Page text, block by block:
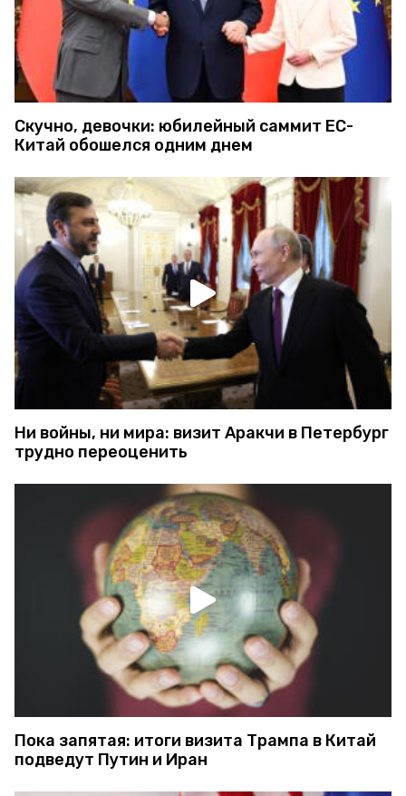
Скучно, девочки: юбилейный саммит ЕС-
Китай обошелся одним днем
Ни войны, ни мира: визит Аракчи в Петербург
трудно переоценить
Пока запятая: итоги визита Трампа в Китай
подведут Путин и Иран